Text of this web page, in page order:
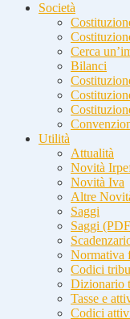
Società
Cerca
Bilanci
Utilità
Attualità
Novità
Novità Iva
Altre
Saggi
Saggi
Normativa
Codici
Dizionario
Tasse e
Codici